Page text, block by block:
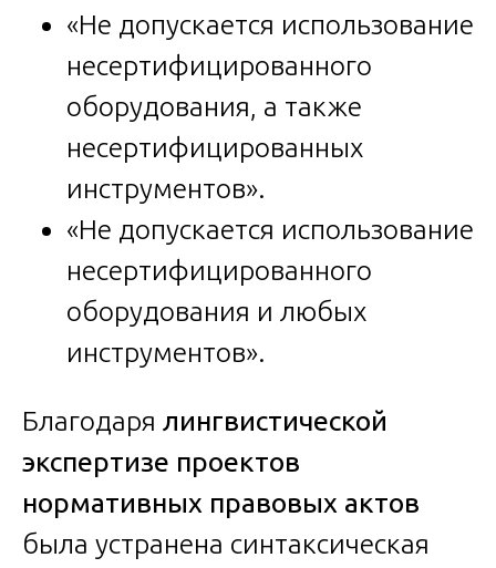
«Не допускается использование
несертифицированного
оборудования, а также
несертифицированных
инструментов».
«Не допускается использование
несертифицированного
оборудования и любых
инструментов».
Благодаря лингвистической
экспертизе проектов
нормативных правовых актов
была устранена синтаксическая